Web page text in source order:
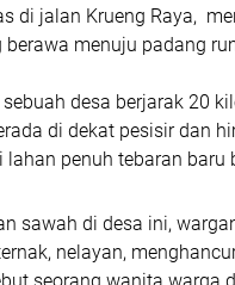
di jalan Krueng Raya,
berawa menuju padang
desa berjarak 20
di dekat pesisir dan
lahan penuh tebaran baru
sawah di desa ini,
nelayan,